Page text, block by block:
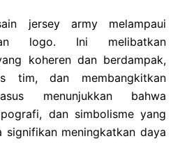
jersey army melampaui
logo. Ini melibatkan
koheren dan berdampak,
tim, dan membangkitkan
menunjukkan bahwa
dan simbolisme yang
signifikan meningkatkan daya